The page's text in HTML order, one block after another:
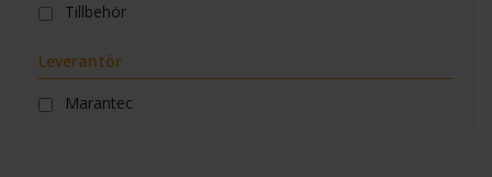
Tillbehör
Leverantör
Marantec